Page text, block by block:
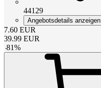
44129
Angebotsdetails anzeigen
7.60 EUR
39.99 EUR
-81%